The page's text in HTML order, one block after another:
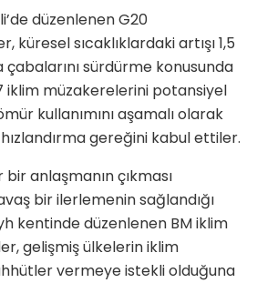
düzenlenen G20
küresel sıcaklıklardaki artışı 1,5
çabalarını sürdürme konusunda
iklim müzakerelerini potansiyel
kullanımını aşamalı olarak
gereğini kabul ettiler.
anlaşmanın çıkması
bir ilerlemenin sağlandığı
kentinde düzenlenen BM iklim
gelişmiş ülkelerin iklim
vermeye istekli olduğuna